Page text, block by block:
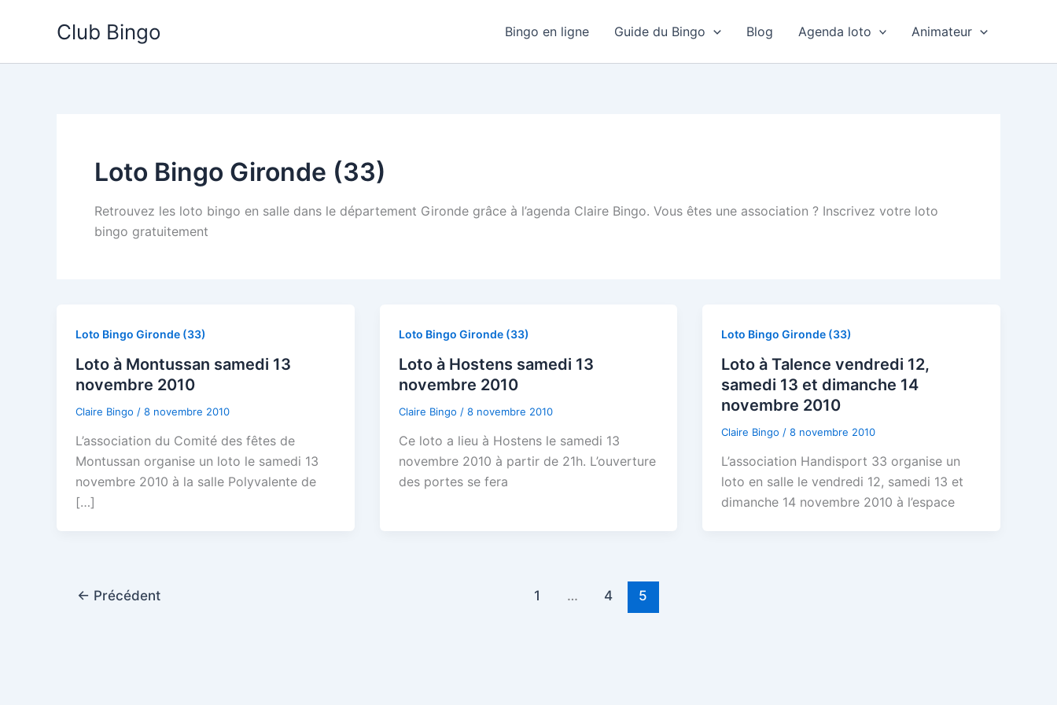
Club Bingo Bingo en ligne Guide du Bingo Blog Agenda loto Animateur
Loto Bingo Gironde (33)
Retrouvez les loto bingo en salle dans le département Gironde grâce à l’agenda Claire Bingo. Vous êtes une association ? Inscrivez votre loto
bingo gratuitement
Loto Bingo Gironde (33)
Loto à Montussan samedi 13
novembre 2010
Claire Bingo / 8 novembre 2010
L’association du Comité des fêtes de
Montussan organise un loto le samedi 13
novembre 2010 à la salle Polyvalente de
[…]
Loto Bingo Gironde (33)
Loto à Hostens samedi 13
novembre 2010
Claire Bingo / 8 novembre 2010
Ce loto a lieu à Hostens le samedi 13
novembre 2010 à partir de 21h. L’ouverture
des portes se fera
Loto Bingo Gironde (33)
Loto à Talence vendredi 12,
samedi 13 et dimanche 14
novembre 2010
Claire Bingo /8 novembre 2010
L’association Handisport 33 organise un
loto en salle le vendredi 12, samedi 13 et
dimanche 14 novembre 2010 à l’espace
← Précédent 1 … 4 5